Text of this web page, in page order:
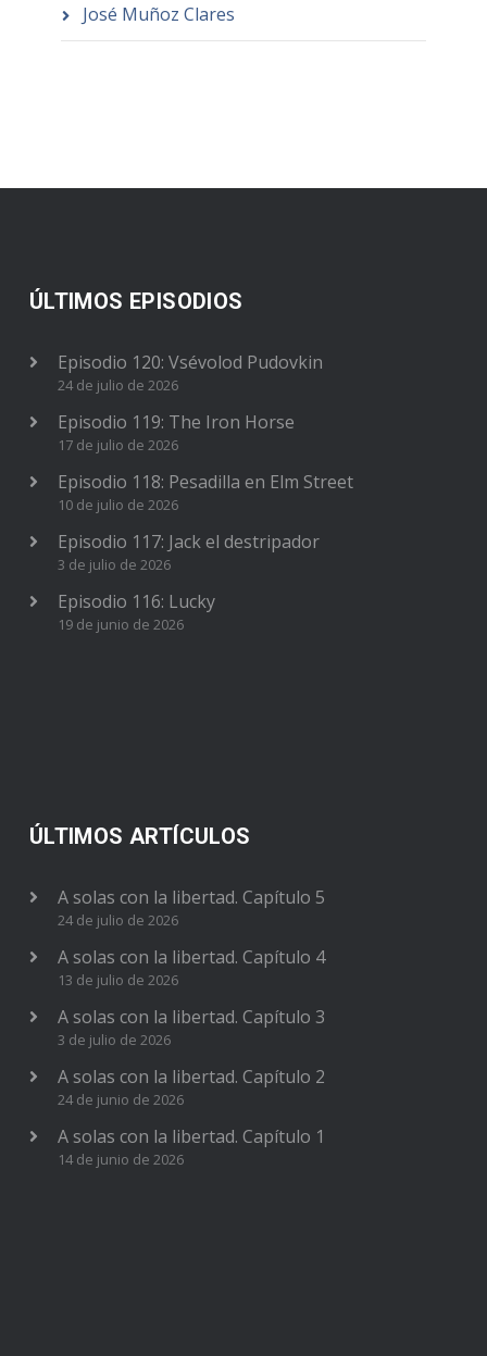
José Muñoz Clares
ÚLTIMOS EPISODIOS
Episodio 120: Vsévolod Pudovkin
24 de julio de 2026
Episodio 119: The Iron Horse
17 de julio de 2026
Episodio 118: Pesadilla en Elm Street
10 de julio de 2026
Episodio 117: Jack el destripador
3 de julio de 2026
Episodio 116: Lucky
19 de junio de 2026
ÚLTIMOS ARTÍCULOS
A solas con la libertad. Capítulo 5
24 de julio de 2026
A solas con la libertad. Capítulo 4
13 de julio de 2026
A solas con la libertad. Capítulo 3
3 de julio de 2026
A solas con la libertad. Capítulo 2
24 de junio de 2026
A solas con la libertad. Capítulo 1
14 de junio de 2026